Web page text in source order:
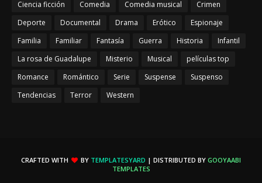
Ciencia ficción
Comedia Comedia musical
Crimen
Deporte
Documental Drama Erótico
Espionaje
Familia
Familiar Fantasía Guerra Historia
Infantil
La rosa de Guadalupe
Misterio Musical
películas top
Romance
Romántico Serie Suspense
Suspenso
Tendencias
Terror Western
CRAFTED WITH BY TEMPLATESYARD | DISTRIBUTED BY GOOYAABI
TEMPLATES